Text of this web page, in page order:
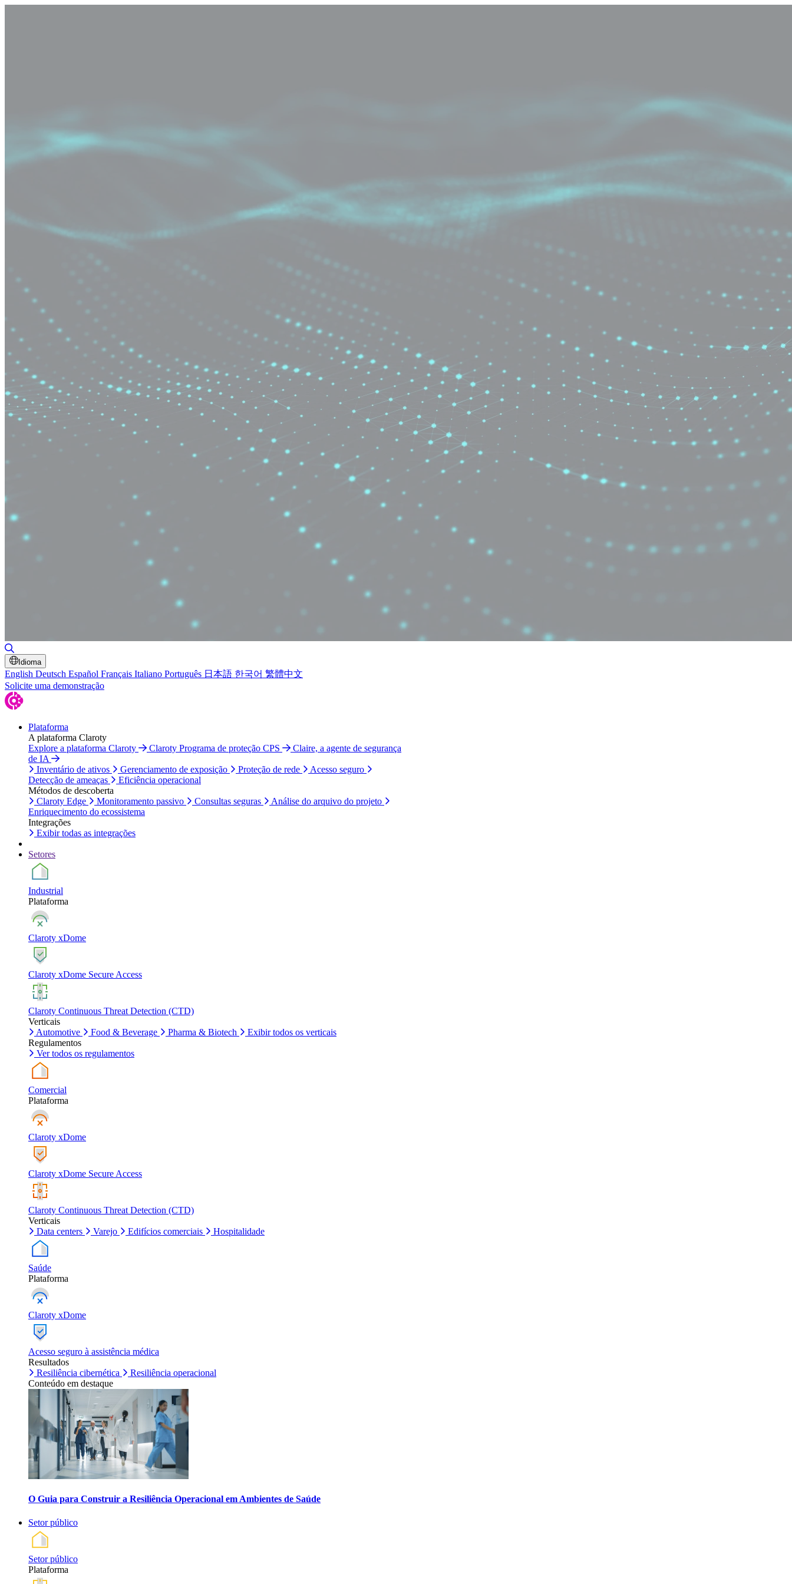
Idioma
English Deutsch Español Français Italiano Português 日本語 한국어 繁體中文
Solicite uma demonstração
Plataforma
A plataforma Claroty
Explore a plataforma Claroty
Claroty Programa de proteção CPS
Claire, a agente de segurança
de IA
Inventário de ativos
Gerenciamento de exposição Proteção de rede
Acesso seguro
Detecção de ameaças
Eficiência operacional
Métodos de descoberta
Claroty Edge
Monitoramento passivo Consultas seguras
Análise do arquivo do projeto
Enriquecimento do ecossistema
Integrações
Exibir todas as integrações
Setores
Industrial
Plataforma
Claroty xDome
Claroty xDome Secure Access
Claroty Continuous Threat Detection (CTD)
Verticais
Automotive
Food & Beverage Pharma & Biotech
Exibir todos os verticais
Regulamentos
Ver todos os regulamentos
Comercial
Plataforma
Claroty xDome
Claroty xDome Secure Access
Claroty Continuous Threat Detection (CTD)
Verticais
Data centers
Varejo Edifícios comerciais Hospitalidade
Saúde
Plataforma
Claroty xDome
Acesso seguro à assistência médica
Resultados
Resiliência cibernética
Resiliência operacional
Conteúdo em destaque
O Guia para Construir a Resiliência Operacional em Ambientes de Saúde
Setor público
Setor público
Plataforma